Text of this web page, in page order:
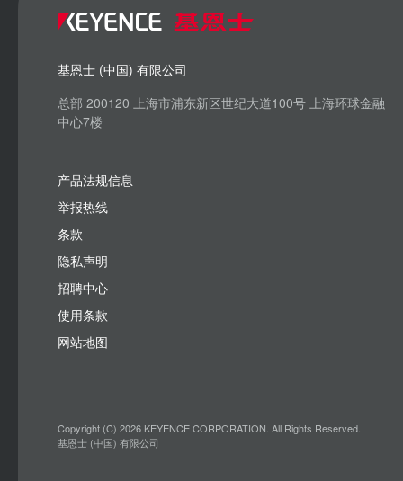
基恩士 (中国) 有限公司
总部 200120 上海市浦东新区世纪大道100号 上海环球金融
中心7楼
产品法规信息
举报热线
条款
隐私声明
招聘中心
使用条款
网站地图
Copyright (C) 2026 KEYENCE CORPORATION. All Rights Reserved.
基恩士 (中国) 有限公司